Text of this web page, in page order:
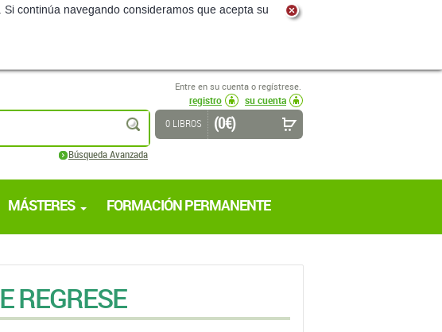
continúa navegando consideramos que acepta su
Entre en su cuenta o regístrese.
registro
su cuenta
buscar
Búsqueda Avanzada
0 LIBROS (0 €)
MÁSTERES FORMACIÓN PERMANENTE
REGRESE